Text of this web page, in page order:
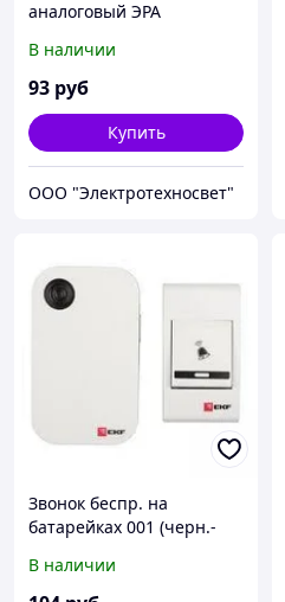
аналоговый ЭРА
В наличии
93 руб
Купить
ООО "Электротехносвет"
Звонок беспр. на
батарейках 001 (черн.-
3х1,5В ААA дист. 80м.) EKF
В наличии